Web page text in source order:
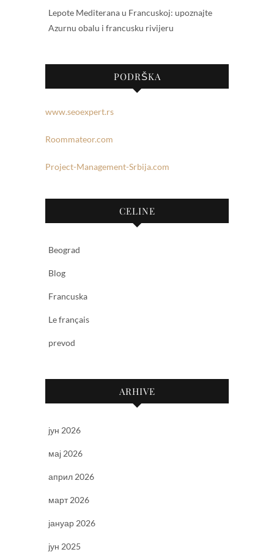
Lepote Mediterana u Francuskoj: upoznajte
Azurnu obalu i francusku rivijeru
PODRŠKA
www.seoexpert.rs
Roommateor.com
Project-Management-Srbija.com
CELINE
Beograd
Blog
Francuska
Le français
prevod
ARHIVE
јун 2026
мај 2026
април 2026
март 2026
јануар 2026
јун 2025